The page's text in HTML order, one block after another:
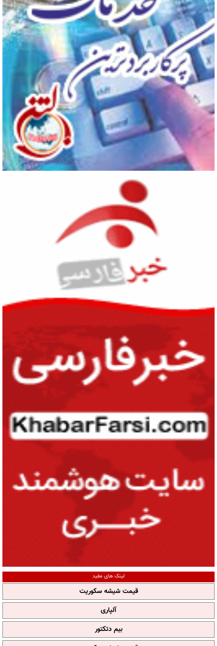
لینک های مفید
قیمت شیشه سکوریت
آلپاری
بیم دتکتور